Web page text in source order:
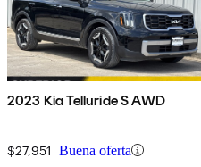
2023 Kia Telluride S AWD
$27,951 Buena oferta